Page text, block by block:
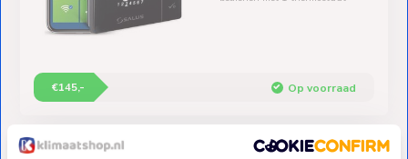
€145,- Op voorraad
2.4 GHz Smart Home Serie